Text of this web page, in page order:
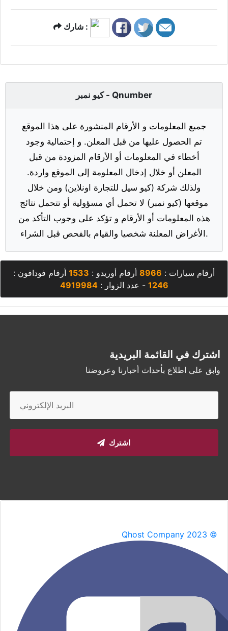
شارك :
كيو نمبر - Qnumber
جميع المعلومات و الأرقام المنشورة على هذا الموقع
تم الحصول عليها من قبل المعلن. و إحتمالية وجود
أخطاء في المعلومات أو الأرقام المزودة من قبل
المعلن أو خلال إدخال المعلومة إلى الموقع واردة.
ولذلك شركة (كيو سيل للتجارة اونلاين) ومن خلال
موقعها (كيو نمبر) لا تحمل أي مسؤولية أو تتحمل نتائج
هذه المعلومات أو الأرقام و تؤكد على وجوب التأكد من
الأغراض المعلنة شخصيا والقيام بالفحص قبل الشراء.
أرقام سيارات : 8966 أرقام أوريدو : 1533 أرقام فودافون :
1246 - عدد الزوار :4919984
اشترك في القائمة البريدية
وابق على اطلاع بأحداث أخبارنا وعروضنا
اشترك
Qhost Company 2023 ©